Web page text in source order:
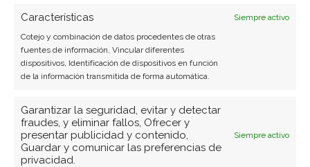
Características
Siempre activo
Cotejo y combinación de datos procedentes de otras
fuentes de información, Vincular diferentes
dispositivos, Identificación de dispositivos en función
de la información transmitida de forma automática.
Garantizar la seguridad, evitar y detectar
fraudes, y eliminar fallos, Ofrecer y
presentar publicidad y contenido,
Guardar y comunicar las preferencias de
privacidad.
Siempre activo
BUSCAR
ARTÍCULOS RECIENTES